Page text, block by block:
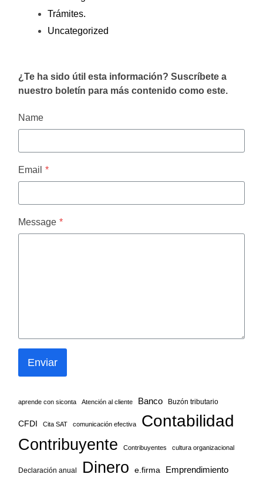
Trámites.
Uncategorized
¿Te ha sido útil esta información? Suscríbete a
nuestro boletín para más contenido como este.
Name
Email *
Message *
Enviar
aprende con siconta Atención al cliente Banco Buzón tributario
CFDI Cita SAT comunicación efectiva Contabilidad
Contribuyente Contribuyentes cultura organizacional
Declaración anual Dinero e.firma Emprendimiento